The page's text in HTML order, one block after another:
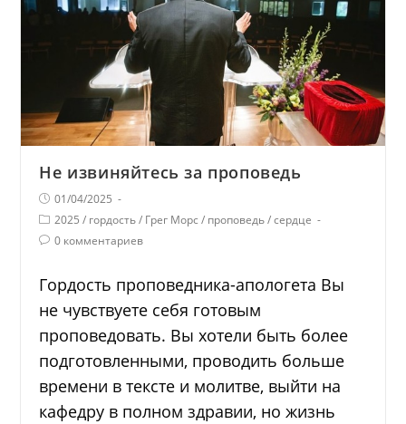
Не извиняйтесь за проповедь
01/04/2025
2025 / гордость / Грег Морс / проповедь / сердце
0 комментариев
Гордость проповедника-апологета Вы
не чувствуете себя готовым
проповедовать. Вы хотели быть более
подготовленными, проводить больше
времени в тексте и молитве, выйти на
кафедру в полном здравии, но жизнь